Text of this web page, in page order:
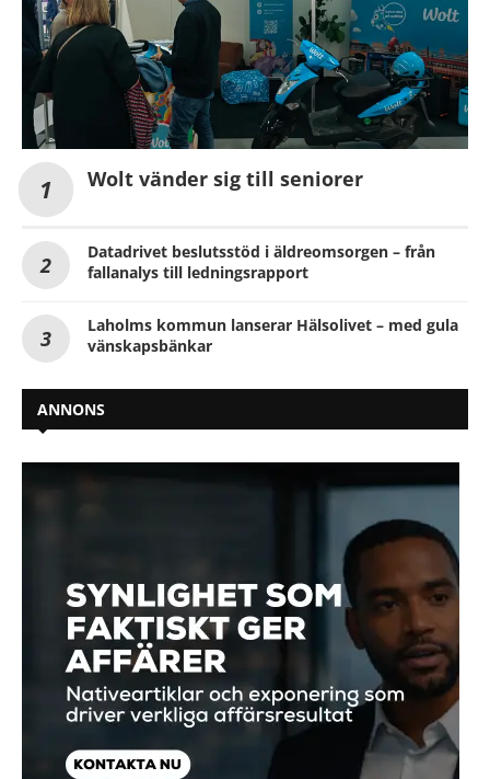
Wolt vänder sig till seniorer
Datadrivet beslutsstöd i äldreomsorgen – från
fallanalys till ledningsrapport
Laholms kommun lanserar Hälsolivet – med gula
vänskapsbänkar
ANNONS